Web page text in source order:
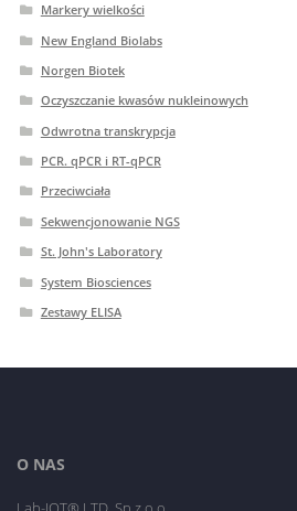
Markery wielkości
New England Biolabs
Norgen Biotek
Oczyszczanie kwasów nukleinowych
Odwrotna transkrypcja
PCR. qPCR i RT-qPCR
Przeciwciała
Sekwencjonowanie NGS
St. John's Laboratory
System Biosciences
Zestawy ELISA
O NAS